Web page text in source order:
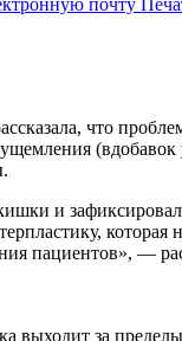
что
и
которая
пациентов», —
за